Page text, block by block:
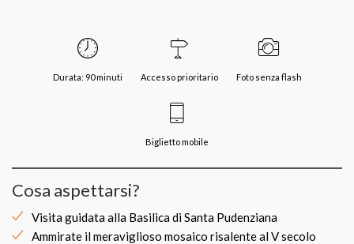
Durata: 90 minuti Accesso prioritario Foto senza flash
Biglietto mobile
Cosa aspettarsi?
Visita guidata alla Basilica di Santa Pudenziana
Ammirate il meraviglioso mosaico risalente al V secolo